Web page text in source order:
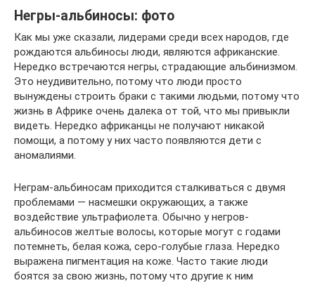
Негры-альбиносы: фото
Как мы уже сказали, лидерами среди всех народов, где
рождаются альбиносы люди, являются африканские.
Нередко встречаются негры, страдающие альбинизмом.
Это неудивительно, потому что люди просто
вынуждены строить браки с такими людьми, потому что
жизнь в Африке очень далека от той, что мы привыкли
видеть. Нередко африканцы не получают никакой
помощи, а потому у них часто появляются дети с
аномалиями.
Неграм-альбиносам приходится сталкиваться с двумя
проблемами — насмешки окружающих, а также
воздействие ультрафиолета. Обычно у негров-
альбиносов желтые волосы, которые могут с годами
потемнеть, белая кожа, серо-голубые глаза. Нередко
выражена пигментация на коже. Часто такие люди
боятся за свою жизнь, потому что другие к ним